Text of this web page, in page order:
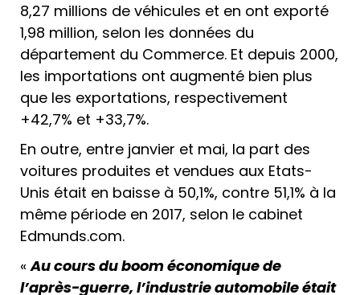
8,27 millions de véhicules et en ont exporté
1,98 million, selon les données du
département du Commerce. Et depuis 2000,
les importations ont augmenté bien plus
que les exportations, respectivement
+42,7% et +33,7%.
En outre, entre janvier et mai, la part des
voitures produites et vendues aux Etats-
Unis était en baisse à 50,1%, contre 51,1% à la
même période en 2017, selon le cabinet
Edmunds.com.
«Au cours du boom économique de
l’après-guerre, l’industrie automobile était